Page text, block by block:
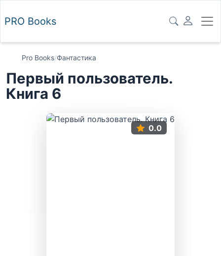
PRO Books
Pro Books/Фантастика
Первый пользователь.
Книга 6
0.0